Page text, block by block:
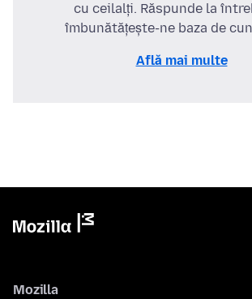
cu ceilalți. Răspunde la
îmbunătățește-ne baza de
Află mai multe
Mozilla